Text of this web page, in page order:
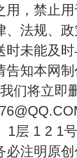
用，禁止
、法规、
时未能及
告知本网
们将立即
1层 1 2 1
必注明原
"炒